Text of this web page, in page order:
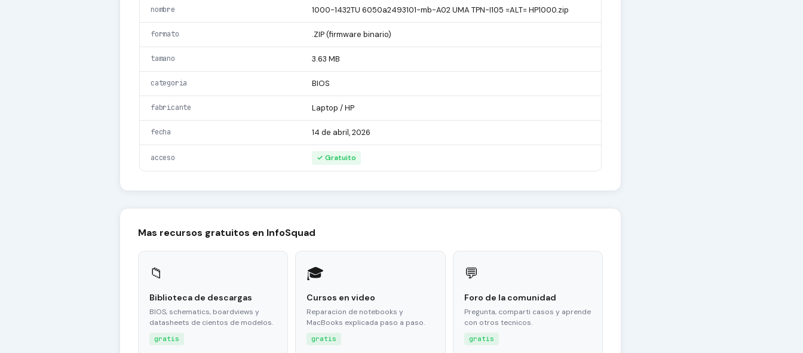
nombre 1000-1432TU 6050a2493101-mb-A02 UMA TPN-I105 =ALT= HP1000.zip
formato .ZIP (firmware binario)
tamano 3.63 MB
categoria BIOS
fabricante Laptop / HP
fecha 14 de abril, 2026
acceso ✓ Gratuito
Mas recursos gratuitos en InfoSquad
📁
Biblioteca de descargas
BIOS, schematics, boardviews y
datasheets de cientos de modelos.
gratis
🎓
Cursos en video
Reparacion de notebooks y
MacBooks explicada paso a paso.
gratis
💬
Foro de la comunidad
Pregunta, comparti casos y aprende
con otros tecnicos.
gratis